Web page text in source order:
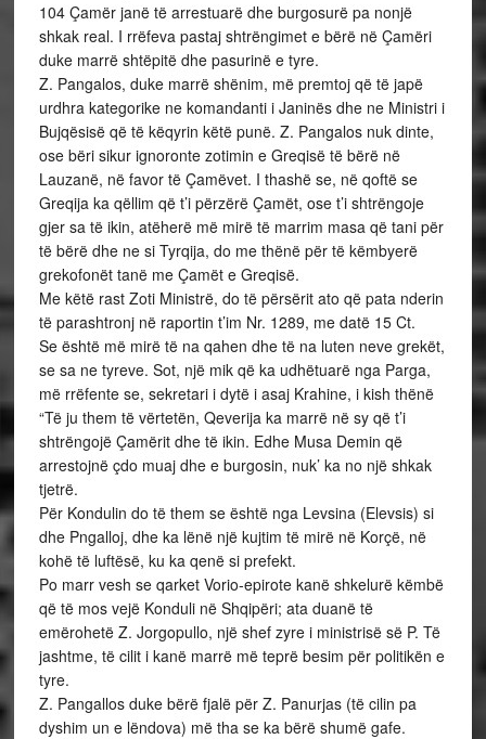
104 Çamër janë të arrestuarë dhe burgosurë pa nonjë
shkak real. I rrëfeva pastaj shtrëngimet e bërë në Çamëri
duke marrë shtëpitë dhe pasurinë e tyre.
Z. Pangalos, duke marrë shënim, më premtoj që të japë
urdhra kategorike ne komandanti i Janinës dhe ne Ministri i
Bujqësisë që të këqyrin këtë punë. Z. Pangalos nuk dinte,
ose bëri sikur ignoronte zotimin e Greqisë të bërë në
Lauzanë, në favor të Çamëvet. I thashë se, në qoftë se
Greqija ka qëllim që t’i përzërë Çamët, ose t’i shtrëngoje
gjer sa të ikin, atëherë më mirë të marrim masa që tani për
të bërë dhe ne si Tyrqija, do me thënë për të këmbyerë
grekofonët tanë me Çamët e Greqisë.
Me këtë rast Zoti Ministrë, do të përsërit ato që pata nderin
të parashtronj në raportin t’im Nr. 1289, me datë 15 Ct.
Se është më mirë të na qahen dhe të na luten neve grekët,
se sa ne tyreve. Sot, një mik që ka udhëtuarë nga Parga,
më rrëfente se, sekretari i dytë i asaj Krahine, i kish thënë
“Të ju them të vërtetën, Qeverija ka marrë në sy që t’i
shtrëngojë Çamërit dhe të ikin. Edhe Musa Demin që
arrestojnë çdo muaj dhe e burgosin, nuk’ ka no një shkak
tjetrë.
Për Kondulin do të them se është nga Levsina (Elevsis) si
dhe Pngalloj, dhe ka lënë një kujtim të mirë në Korçë, në
kohë të luftësë, ku ka qenë si prefekt.
Po marr vesh se qarket Vorio-epirote kanë shkelurë këmbë
që të mos vejë Konduli në Shqipëri; ata duanë të
emërohetë Z. Jorgopullo, një shef zyre i ministrisë së P. Të
jashtme, të cilit i kanë marrë më teprë besim për politikën e
tyre.
Z. Pangallos duke bërë fjalë për Z. Panurjas (të cilin pa
dyshim un e lëndova) më tha se ka bërë shumë gafe.